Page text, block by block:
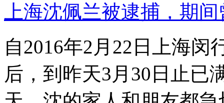
上海沈佩兰被逮捕，期
自2016年2月22日上海
后，到昨天3月30日止已